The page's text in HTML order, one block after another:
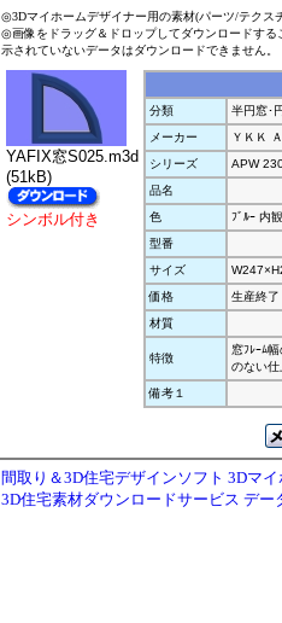
◎3Dマイホームデザイナー用の素材(パーツ/テクス
◎画像をドラッグ＆ドロップしてダウンロードす
示されていないデータはダウンロードできません。
YAFIX窓S025.m3d
(51kB)
シンボル付き
分類
半円窓･
メーカー
ＹＫＫ
シリーズ
APW
品名
色
ﾌﾞﾙｰ 内
型番
サイズ
価格
生産終了
材質
特徴
窓ﾌﾚｰﾑ
のない
備考１
間取り＆3D住宅デザインソフト 3Dマ
3D住宅素材ダウンロードサービス デー